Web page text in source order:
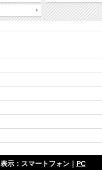
表示：スマートフォン｜ PC